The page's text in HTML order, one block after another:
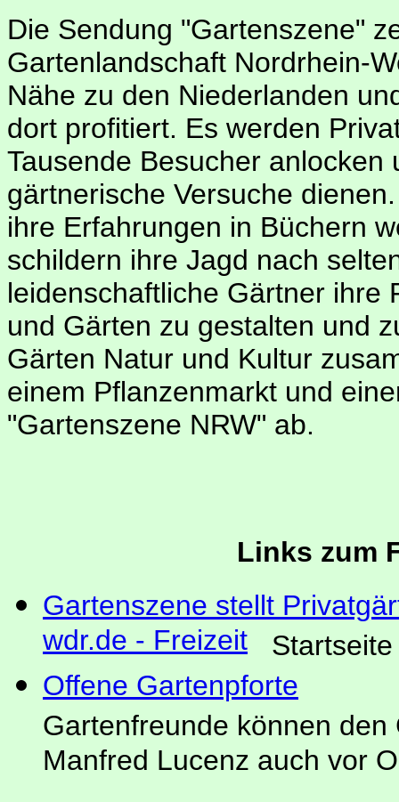
Die Sendung "Gartenszene"
Gartenlandschaft Nordrhein-
Nähe zu den Niederlanden
dort profitiert. Es werden
Tausende Besucher
gärtnerische Versuche
ihre Erfahrungen in Büchern
schildern ihre Jagd nach
leidenschaftliche Gärtner ihre
und Gärten zu gestalten und
Gärten Natur und Kultur
einem Pflanzenmarkt und
"Gartenszene NRW" ab.
Links zum
Gartenszene stellt
wdr.de - Freizeit Startseite
Offene Gartenpforte
Gartenfreunde können
Manfred Lucenz auch vor